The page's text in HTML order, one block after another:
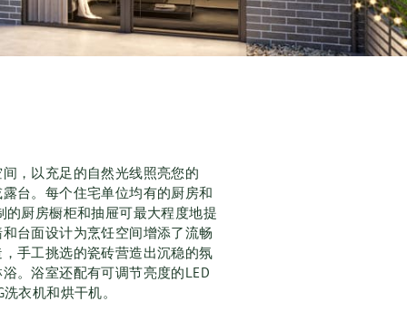
，以充足的自然光线照亮您的
台。每个住宅单位均有的厨房和
厨房橱柜和抽屉可最大程度地提
台面设计为烹饪空间增添了流畅
手工挑选的瓷砖营造出沉稳的氛
。浴室还配有可调节亮度的LED
衣机和烘干机。